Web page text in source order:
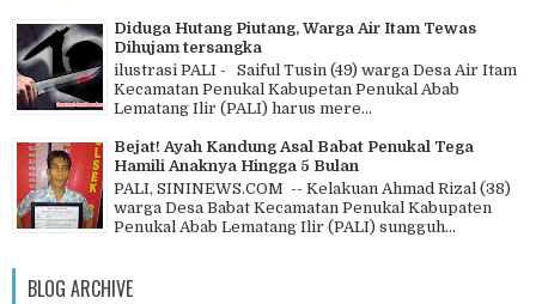
Diduga Hutang Piutang, Warga Air Itam Tewas
Dihujam tersangka
ilustrasi PALI - Saiful Tusin (49) warga Desa Air Itam
Kecamatan Penukal Kabupetan Penukal Abab
Lematang Ilir (PALI) harus mere...
Bejat! Ayah Kandung Asal Babat Penukal Tega
Hamili Anaknya Hingga 5 Bulan
PALI, SININEWS.COM -- Kelakuan Ahmad Rizal (38)
warga Desa Babat Kecamatan Penukal Kabupaten
Penukal Abab Lematang Ilir (PALI) sungguh...
BLOG ARCHIVE